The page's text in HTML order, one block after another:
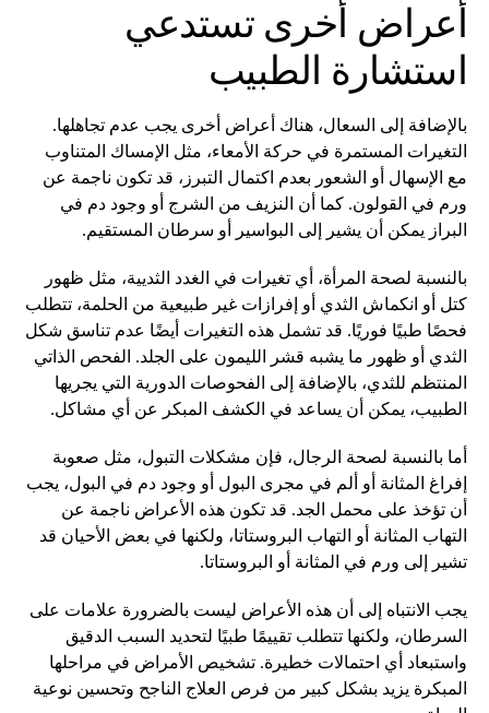
أعراض أخرى تستدعي
استشارة الطبيب
بالإضافة إلى السعال، هناك أعراض أخرى يجب عدم تجاهلها.
التغيرات المستمرة في حركة الأمعاء، مثل الإمساك المتناوب
مع الإسهال أو الشعور بعدم اكتمال التبرز، قد تكون ناجمة عن
ورم في القولون. كما أن النزيف من الشرج أو وجود دم في
البراز يمكن أن يشير إلى البواسير أو سرطان المستقيم.
بالنسبة لصحة المرأة، أي تغيرات في الغدد الثديية، مثل ظهور
كتل أو انكماش الثدي أو إفرازات غير طبيعية من الحلمة، تتطلب
فحصًا طبيًا فوريًا. قد تشمل هذه التغيرات أيضًا عدم تناسق شكل
الثدي أو ظهور ما يشبه قشر الليمون على الجلد. الفحص الذاتي
المنتظم للثدي، بالإضافة إلى الفحوصات الدورية التي يجريها
الطبيب، يمكن أن يساعد في الكشف المبكر عن أي مشاكل.
أما بالنسبة لصحة الرجال، فإن مشكلات التبول، مثل صعوبة
إفراغ المثانة أو ألم في مجرى البول أو وجود دم في البول، يجب
أن تؤخذ على محمل الجد. قد تكون هذه الأعراض ناجمة عن
التهاب المثانة أو التهاب البروستاتا، ولكنها في بعض الأحيان قد
تشير إلى ورم في المثانة أو البروستاتا.
يجب الانتباه إلى أن هذه الأعراض ليست بالضرورة علامات على
السرطان، ولكنها تتطلب تقييمًا طبيًا لتحديد السبب الدقيق
واستبعاد أي احتمالات خطيرة. تشخيص الأمراض في مراحلها
المبكرة يزيد بشكل كبير من فرص العلاج الناجح وتحسين نوعية